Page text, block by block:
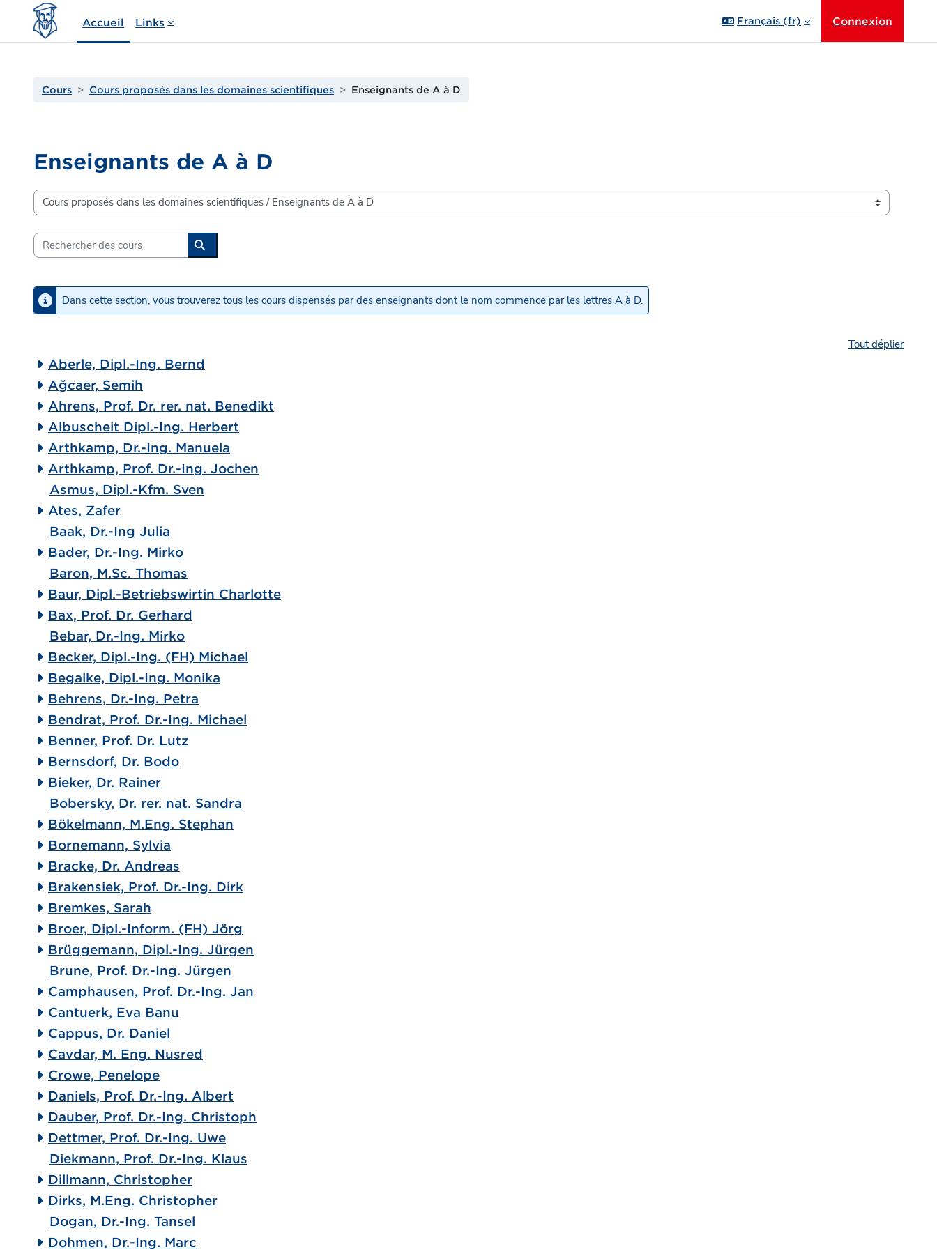
Passer au contenu principal
Accueil Links Français ‎(fr)‎ Connexion
Cours Cours proposés dans les domaines scientifiques Enseignants de A à D
Enseignants de A à D
Catégories de cours
Rechercher des cours
Rechercher des cours
Dans cette section, vous trouverez tous les cours dispensés par des enseignants dont le nom commence par les lettres A à D.
Tout déplier
Aberle, Dipl.-Ing. Bernd
Ağcaer, Semih
Ahrens, Prof. Dr. rer. nat. Benedikt
Albuscheit Dipl.-Ing. Herbert
Arthkamp, Dr.-Ing. Manuela
Arthkamp, Prof. Dr.-Ing. Jochen
Asmus, Dipl.-Kfm. Sven
Ates, Zafer
Baak, Dr.-Ing Julia
Bader, Dr.-Ing. Mirko
Baron, M.Sc. Thomas
Baur, Dipl.-Betriebswirtin Charlotte
Bax, Prof. Dr. Gerhard
Bebar, Dr.-Ing. Mirko
Becker, Dipl.-Ing. (FH) Michael
Begalke, Dipl.-Ing. Monika
Behrens, Dr.-Ing. Petra
Bendrat, Prof. Dr.-Ing. Michael
Benner, Prof. Dr. Lutz
Bernsdorf, Dr. Bodo
Bieker, Dr. Rainer
Bobersky, Dr. rer. nat. Sandra
Bökelmann, M.Eng. Stephan
Bornemann, Sylvia
Bracke, Dr. Andreas
Brakensiek, Prof. Dr.-Ing. Dirk
Bremkes, Sarah
Broer, Dipl.-Inform. (FH) Jörg
Brüggemann, Dipl.-Ing. Jürgen
Brune, Prof. Dr.-Ing. Jürgen
Camphausen, Prof. Dr.-Ing. Jan
Cantuerk, Eva Banu
Cappus, Dr. Daniel
Cavdar, M. Eng. Nusred
Crowe, Penelope
Daniels, Prof. Dr.-Ing. Albert
Dauber, Prof. Dr.-Ing. Christoph
Dettmer, Prof. Dr.-Ing. Uwe
Diekmann, Prof. Dr.-Ing. Klaus
Dillmann, Christopher
Dirks, M.Eng. Christopher
Dogan, Dr.-Ing. Tansel
Dohmen, Dr.-Ing. Marc